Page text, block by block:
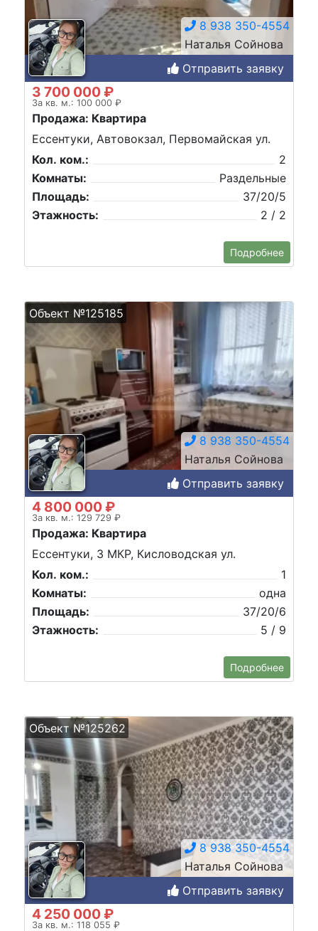
8 938 350-4554
Наталья Сойнова
Отправить заявку
3 700 000 ₽
За кв. м.: 100 000 ₽
Продажа: Квартира
Ессентуки, Автовокзал, Первомайская ул.
Кол. ком.:
2
Комнаты:
Раздельные
Площадь:
37/20/5
Этажность:
2 / 2
Подробнее
Объект №125185
8 938 350-4554
Наталья Сойнова
Отправить заявку
4 800 000 ₽
За кв. м.: 129 729 ₽
Продажа: Квартира
Ессентуки, 3 МКР, Кисловодская ул.
Кол. ком.:
1
Комнаты:
одна
Площадь:
37/20/6
Этажность:
5 / 9
Подробнее
Объект №125262
8 938 350-4554
Наталья Сойнова
Отправить заявку
4 250 000 ₽
За кв. м.: 118 055 ₽